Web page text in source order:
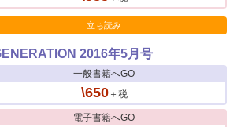
立ち読み
2016年5月号
一般書籍へGO
\650＋税
電子書籍へGO